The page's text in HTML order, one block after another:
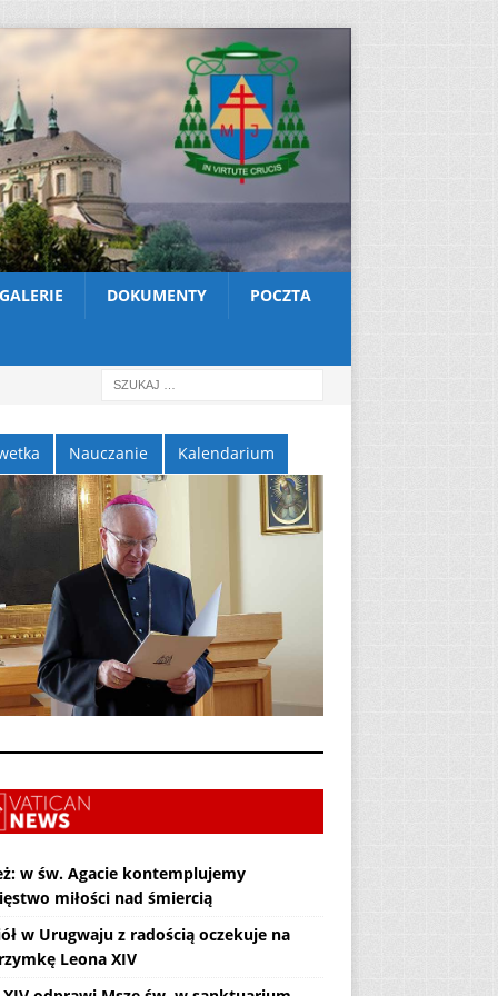
GALERIE DOKUMENTY POCZTA
Nauczanie Kalendarium
w św. Agacie kontemplujemy
miłości nad śmiercią
w Urugwaju z radością oczekuje na
Leona XIV